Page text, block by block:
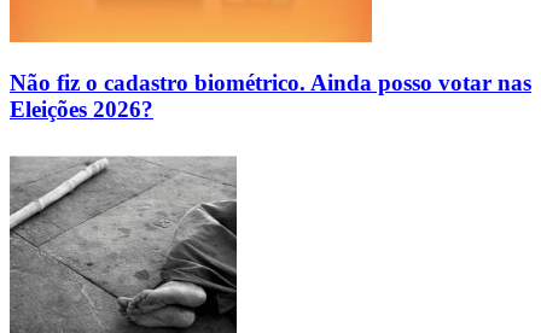
Não fiz o cadastro biométrico. Ainda posso votar nas
Eleições 2026?